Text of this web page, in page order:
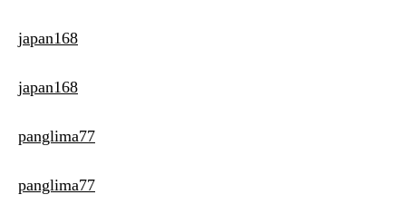
japan168
japan168
panglima77
panglima77